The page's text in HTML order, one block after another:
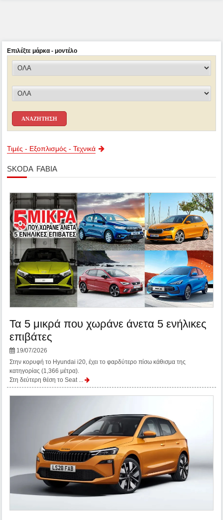
Επιλέξτε μάρκα - μοντέλο
Τιμές - Εξοπλισμός - Τεχνικά
skoda fabia
Τα 5 μικρά που χωράνε άνετα 5 ενήλικες
επιβάτες
19/07/2026
Στην κορυφή το Hyundai i20, έχει το φαρδύτερο πίσω κάθισμα της
κατηγορίας (1,366 μέτρα).
Στη δεύτερη θέση το Seat ...